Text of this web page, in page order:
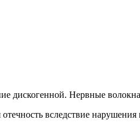
дискогенной. Нервные
вследствие